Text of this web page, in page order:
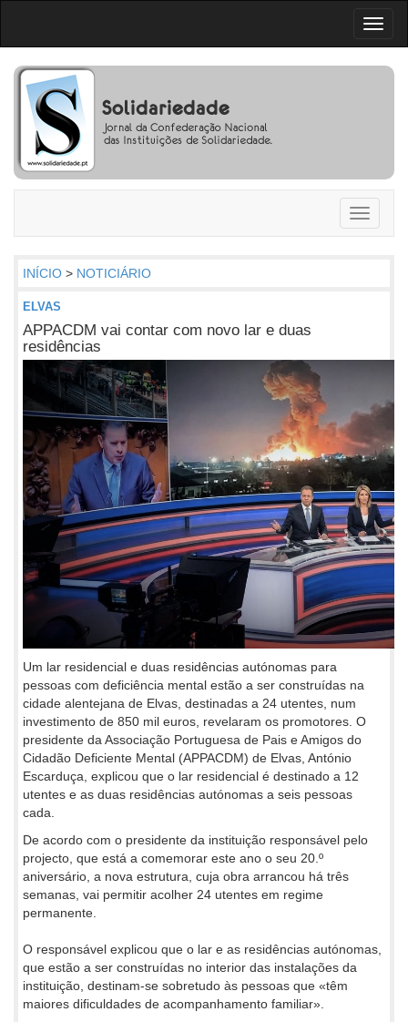
Toggle
INÍCIO > NOTICIÁRIO
ELVAS
APPACDM vai contar com novo lar e duas
residências
Um lar residencial e duas residências autónomas para
pessoas com deficiência mental estão a ser construídas na
cidade alentejana de Elvas, destinadas a 24 utentes, num
investimento de 850 mil euros, revelaram os promotores. O
presidente da Associação Portuguesa de Pais e Amigos do
Cidadão Deficiente Mental (APPACDM) de Elvas, António
Escarduça, explicou que o lar residencial é destinado a 12
utentes e as duas residências autónomas a seis pessoas
cada.
De acordo com o presidente da instituição responsável pelo
projecto, que está a comemorar este ano o seu 20.º
aniversário, a nova estrutura, cuja obra arrancou há três
semanas, vai permitir acolher 24 utentes em regime
permanente.
O responsável explicou que o lar e as residências autónomas,
que estão a ser construídas no interior das instalações da
instituição, destinam-se sobretudo às pessoas que «têm
maiores dificuldades de acompanhamento familiar».